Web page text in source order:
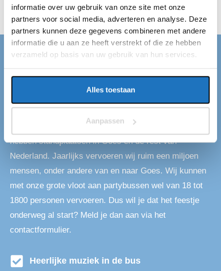
informatie over uw gebruik van onze site met onze
partners voor social media, adverteren en analyse. Deze
partners kunnen deze gegevens combineren met andere
informatie die u aan ze heeft verstrekt of die ze hebben
verzameld op basis van uw gebruik van hun services.
Alles toestaan
Aanpassen
Partybus huren in Goes
Als je op zoekt bent naar een partybus in Goes, dan
ben je bij ons aan het juiste adres. Wij van Eventliner
hebben standplaatsen in Goes en de rest van
Nederland. Jaarlijks vervoeren wij ruim een miljoen
mensen, onder andere van en naar Goes. Wij kunnen
met onze grote vloot aan partybussen wel van 18 tot
1800 personen vervoeren. Dus wil je dat het feestje
onderweg al start? Meld je dan aan via het
contactformulier.
Heerlijke muziek in de bus